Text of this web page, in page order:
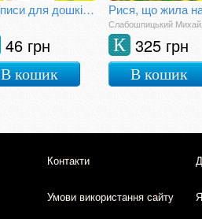
Прописи для дошкільнят. Тигреня
46 грн
В кошик
Слабошпицький
325 грн
К
В кошик
Контакти
Умови використання сайту